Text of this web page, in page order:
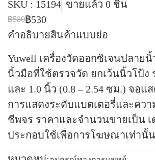
SKU : 15194 ขายแล้ว 0 ชิ้น
฿580฿530
คำอธิบายสินค้าแบบย่อ
Yuwell เครื่องวัดออกซิเจนปลาย
นิ้วมือที่ใช้ตรวจวัด ยกเว้นนิ้วโป้ง
และ 1.0 นิ้ว (0.8 – 2.54 ซม.) จอแ
การแสดงระดับแบตเตอรี่และคว
ชีพจร ราคาและจำนวนขายเป็น เ
ประกอบใช้เพื่อการโฆษณาเท่านั้น